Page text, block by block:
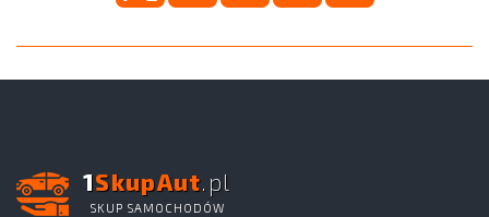
1SkupAut.pl
SKUP SAMOCHODÓW